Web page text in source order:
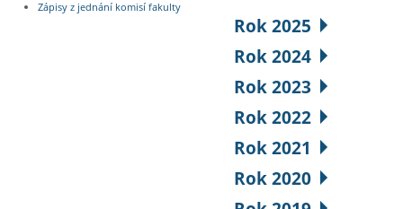
Zápisy z jednání komisí fakulty
Rok 2025
Rok 2024
Rok 2023
Rok 2022
Rok 2021
Rok 2020